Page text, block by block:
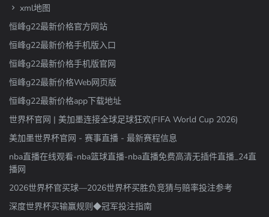
xml地图
恒峰g22最新价格官方网站
恒峰g22最新价格手机版入口
恒峰g22最新价格手机版官网
恒峰g22最新价格Web网页版
恒峰g22最新价格app下载地址
世界杯官网 | 美加墨连接全球足球狂欢(FIFA World Cup 2026)
美加墨世界杯官网 - 赛事直播 - 最新赛程信息
nba直播在线观看-nba篮球直播-nba直播免费高清无插件直播_24直
播网
2026世界杯官买球—2026世界杯买胜负竞猜与赔率投注参考
深度世界杯买输赢规则◆冠军投注指南